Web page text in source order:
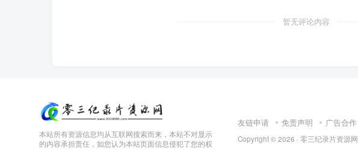
暂无评论内容
本站所有资源信息均从互联网搜索而来，本站不对显示
的内容承担责任，如您认为本站页面信息侵犯了您的权
友链申请 免责声明 广告合作
Copyright © 2026 · 零三纪录片资源网